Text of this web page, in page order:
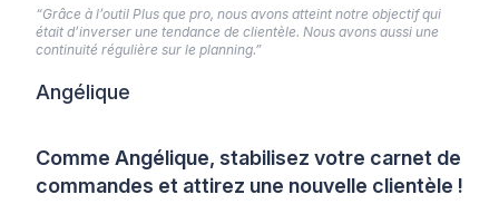
Comme Angélique, stabilisez votre carnet de
commandes et attirez une nouvelle clientèle !
“Grâce à l’outil Plus que pro, nous avons atteint notre objectif qui
était d’inverser une tendance de clientèle. Nous avons aussi une
continuité régulière sur le planning.”
Angélique